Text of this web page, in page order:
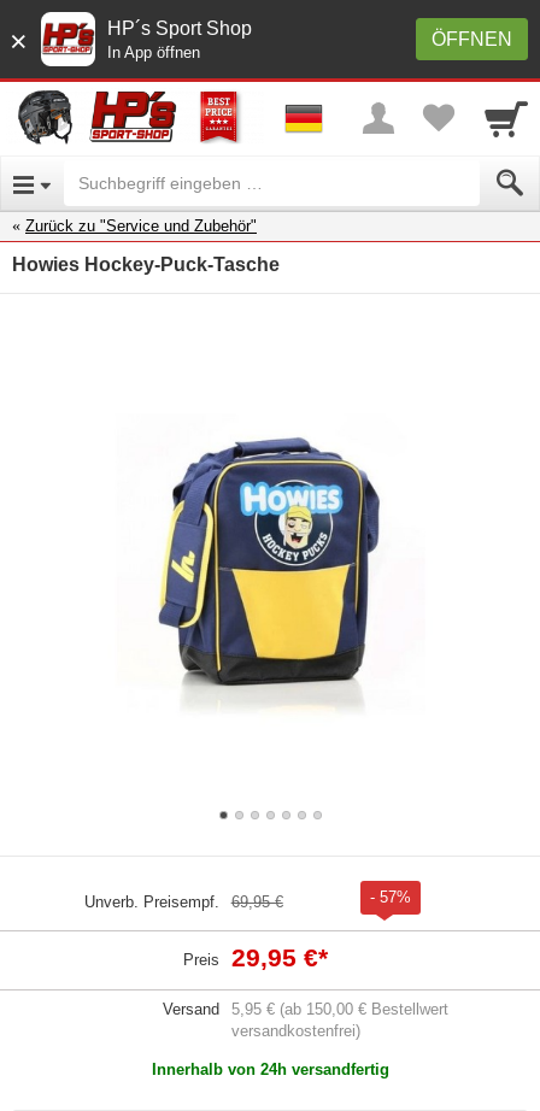
× ÖFFNEN
HP´s Sport Shop
In App öffnen
Zurück zu "Service und Zubehör"
Howies Hockey-Puck-Tasche
Unverb. Preisempf. 69,95 € - 57%
Preis 29,95 €*
Versand
5,95 € (ab 150,00 € Bestellwert
versandkostenfrei)
Innerhalb von 24h versandfertig